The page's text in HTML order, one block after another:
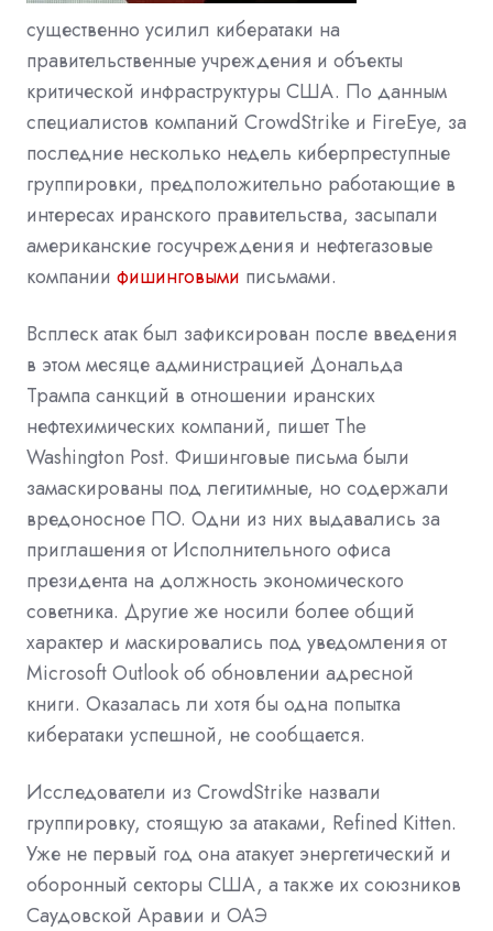
существенно усилил кибератаки на
правительственные учреждения и объекты
критической инфраструктуры США. По данным
специалистов компаний CrowdStrike и FireEye, за
последние несколько недель киберпреступные
группировки, предположительно работающие в
интересах иранского правительства, засыпали
американские госучреждения и нефтегазовые
компании фишинговыми письмами.
Всплеск атак был зафиксирован после введения
в этом месяце администрацией Дональда
Трампа санкций в отношении иранских
нефтехимических компаний, пишет The
Washington Post. Фишинговые письма были
замаскированы под легитимные, но содержали
вредоносное ПО. Одни из них выдавались за
приглашения от Исполнительного офиса
президента на должность экономического
советника. Другие же носили более общий
характер и маскировались под уведомления от
Microsoft Outlook об обновлении адресной
книги. Оказалась ли хотя бы одна попытка
кибератаки успешной, не сообщается.
Исследователи из CrowdStrike назвали
группировку, стоящую за атаками, Refined Kitten.
Уже не первый год она атакует энергетический и
оборонный секторы США, а также их союзников
Саудовской Аравии и ОАЭ